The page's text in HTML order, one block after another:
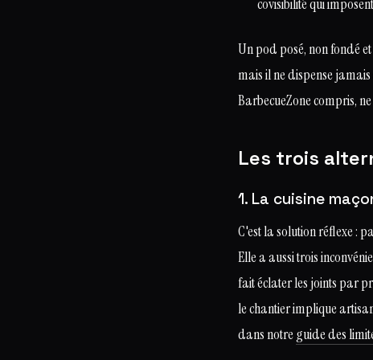
covisibilité qui
Un pod posé, non fondé
mais il ne dispense
BarbecueZone compris,
Les trois
1. La cuisine
C'est la solution réflexe :
Elle a aussi trois
fait éclater les joints par
le chantier implique
dans notreguide des